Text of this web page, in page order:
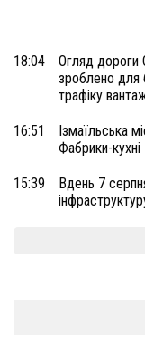
18:04
Огляд дороги
зроблено для
трафіку
16:51
Ізмаїльська
Фабрики-кухні
15:39
Вдень 7